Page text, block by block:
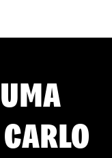
CARLO